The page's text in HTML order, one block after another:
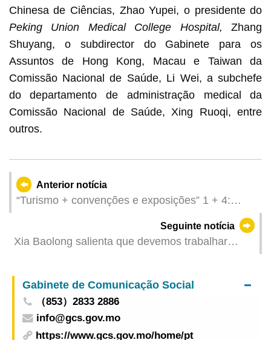
Chinesa de Ciências, Zhao Yupei, o presidente do
Peking Union Medical College Hospital, Zhang
Shuyang, o subdirector do Gabinete para os
Assuntos de Hong Kong, Macau e Taiwan da
Comissão Nacional de Saúde, Li Wei, a subchefe
do departamento de administração medical da
Comissão Nacional de Saúde, Xing Ruoqi, entre
outros.
Anterior notícia
“Turismo + convenções e exposições” 1 + 4:
Abertura da Cimeira Anual da PATA 2024 decorre
Seguinte notícia
Xia Baolong salienta que devemos trabalhar
internacional
Gabinete de Comunicação Social
（853）2833 2886
info@gcs.gov.mo
https://www.gcs.gov.mo/home/pt